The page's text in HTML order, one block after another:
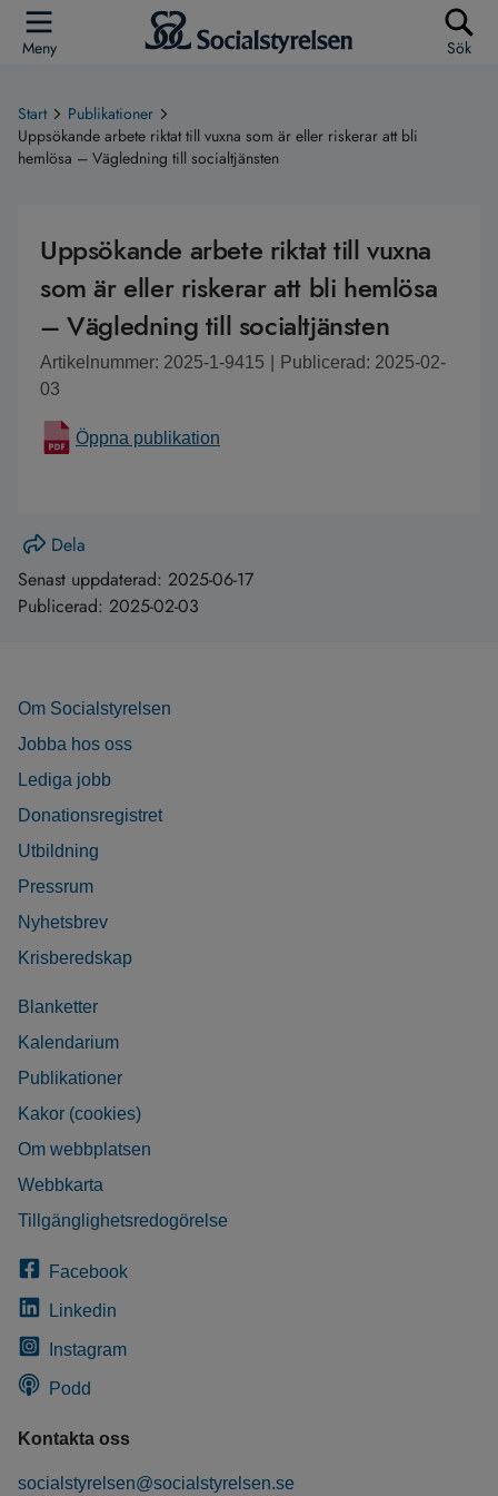
Meny Sök
Start
Publikationer
Uppsökande arbete riktat till vuxna som är eller riskerar att bli
hemlösa – Vägledning till socialtjänsten
Uppsökande arbete riktat till vuxna
som är eller riskerar att bli hemlösa
– Vägledning till socialtjänsten
Artikelnummer: 2025-1-9415
Publicerad: 2025-02-
03
Öppna publikation
Dela
Senast uppdaterad: 2025-06-17
Publicerad: 2025-02-03
Om Socialstyrelsen
Jobba hos oss
Lediga jobb
Donationsregistret
Utbildning
Pressrum
Nyhetsbrev
Krisberedskap
Blanketter
Kalendarium
Publikationer
Kakor (cookies)
Om webbplatsen
Webbkarta
Tillgänglighetsredogörelse
Facebook
Linkedin
Instagram
Podd
Kontakta oss
socialstyrelsen@socialstyrelsen.se